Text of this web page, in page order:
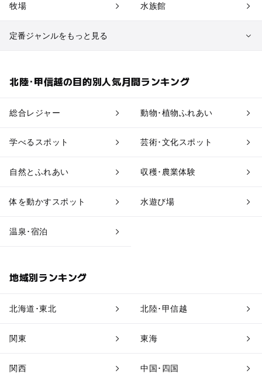
牧場 水族館
定番ジャンルをもっと見る
北陸･甲信越の目的別人気月間ランキング
総合レジャー 動物･植物ふれあい
学べるスポット 芸術･文化スポット
自然とふれあい 収穫･農業体験
体を動かすスポット 水遊び場
温泉･宿泊
地域別ランキング
北海道･東北 北陸･甲信越
関東 東海
関西 中国･四国